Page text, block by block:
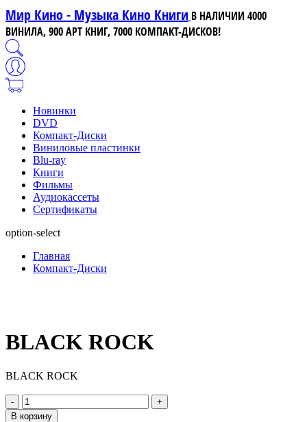
Мир Кино - Музыка Кино Книги В НАЛИЧИИ 4000
ВИНИЛА, 900 АРТ КНИГ, 7000 КОМПАКТ-ДИСКОВ!
Новинки
DVD
Компакт-Диски
Виниловые пластинки
Blu-ray
Книги
Фильмы
Аудиокассеты
Сертификаты
option-select
Главная
Компакт-Диски
BLACK ROCK
BLACK ROCK
-
+
В корзину